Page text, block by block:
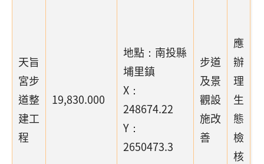
天旨
宮步
道整
建工
程
19,830.000
地點：南投縣
埔里鎮
X：
248674.22
Y：
2650473.3
步道
及景
觀設
施改
善
應
辦
理
生
態
檢
核